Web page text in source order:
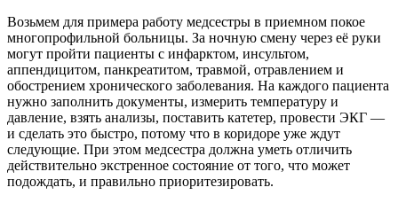
Возьмем для примера работу медсестры в приемном покое
многопрофильной больницы. За ночную смену через её руки
могут пройти пациенты с инфарктом, инсультом,
аппендицитом, панкреатитом, травмой, отравлением и
обострением хронического заболевания. На каждого пациента
нужно заполнить документы, измерить температуру и
давление, взять анализы, поставить катетер, провести ЭКГ —
и сделать это быстро, потому что в коридоре уже ждут
следующие. При этом медсестра должна уметь отличить
действительно экстренное состояние от того, что может
подождать, и правильно приоритезировать.